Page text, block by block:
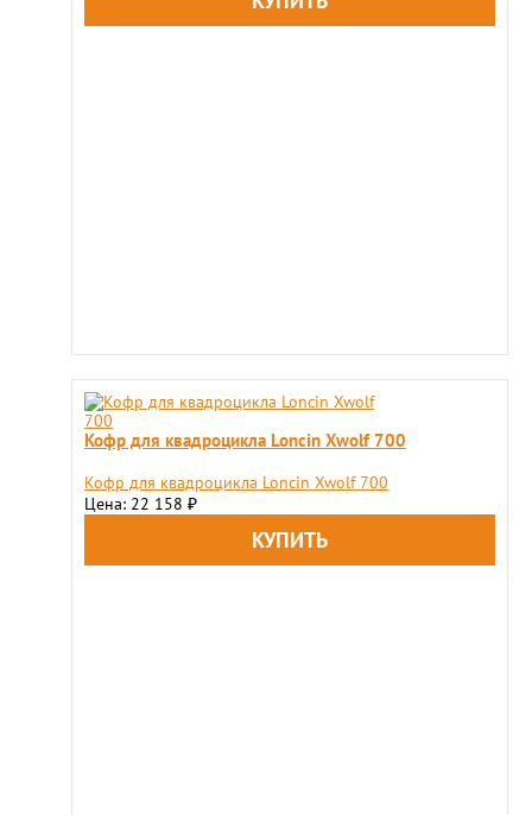
Кофр для квадроцикла Loncin Xwolf 700
Кофр для квадроцикла Loncin Xwolf 700
Цена: 22 158 ₽